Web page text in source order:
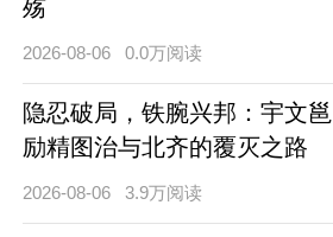
殇
2026-08-06 0.0万阅读
隐忍破局，铁腕兴邦：宇文邕
励精图治与北齐的覆灭之路
2026-08-06 3.9万阅读